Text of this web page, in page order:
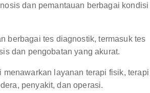
dan pemantauan berbagai kondisi
berbagai tes diagnostik, termasuk tes
dan pengobatan yang akurat.
layanan terapi fisik, terapi
penyakit, dan operasi.